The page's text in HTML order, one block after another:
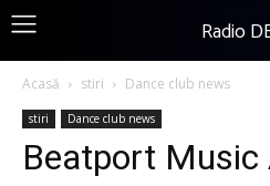
Radio
Acasă stiri Dance club news
stiri Dance club news
Beatport